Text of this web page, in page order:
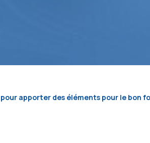
apporter des éléments pour le bon